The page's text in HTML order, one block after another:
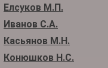
Елсуков М.П.
Иванов С.А.
Касьянов М.Н.
Конюшков Н.С.